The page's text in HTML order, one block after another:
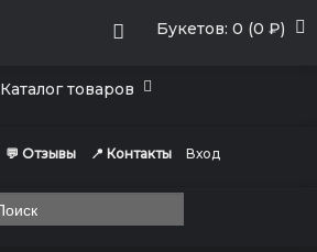
Букетов: 0 (0 ₽)
Каталог товаров
💬 Отзывы 📍 Контакты Вход